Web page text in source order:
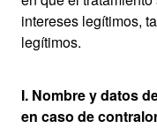
intereses legítimos,
legítimos.
I. Nombre y datos
en caso de